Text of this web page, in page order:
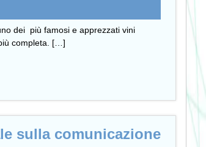
dei più famosi e apprezzati vini
completa. […]
sulla comunicazione